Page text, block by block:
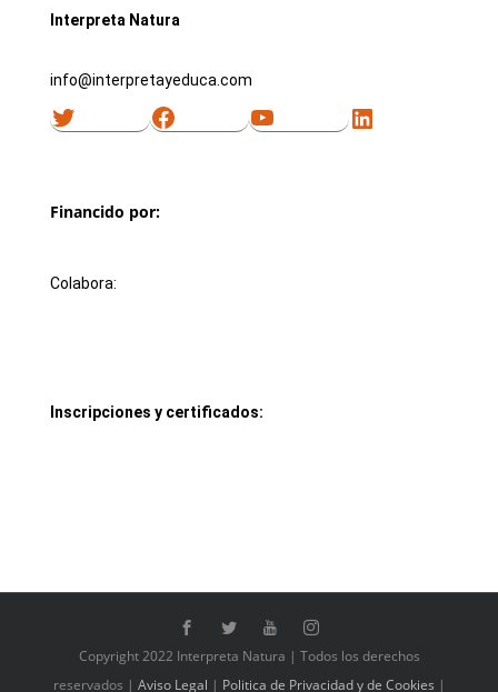
Interpreta Natura
info@interpretayeduca.com
Twitter FacebookYouTubeLinkedIn
Financido por:
Colabora:
Inscripciones y certificados:
Copyright 2022 Interpreta Natura | Todos los derechos
reservados | Aviso Legal | Politica de Privacidad y de Cookies |